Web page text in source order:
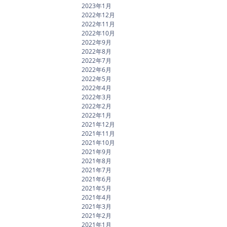
2023年1月
2022年12月
2022年11月
2022年10月
2022年9月
2022年8月
2022年7月
2022年6月
2022年5月
2022年4月
2022年3月
2022年2月
2022年1月
2021年12月
2021年11月
2021年10月
2021年9月
2021年8月
2021年7月
2021年6月
2021年5月
2021年4月
2021年3月
2021年2月
2021年1月